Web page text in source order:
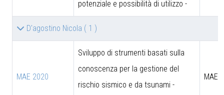
potenziale e possibilità di utilizzo -
D'agostino Nicola ( 1 )
MAE 2020
Sviluppo di strumenti basati sulla
conoscenza per la gestione del
rischio sismico e da tsunami -
MAE